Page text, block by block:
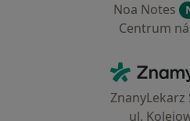
Noa Notes
Centrum
ZnanyLekarz
ul.